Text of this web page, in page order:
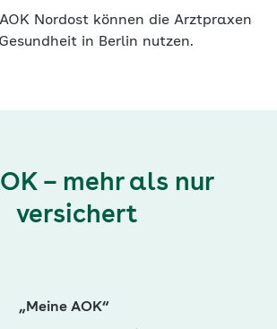
Nordost können die Arztpraxen
in Berlin nutzen.
– mehr als nur
versichert
„Meine AOK“